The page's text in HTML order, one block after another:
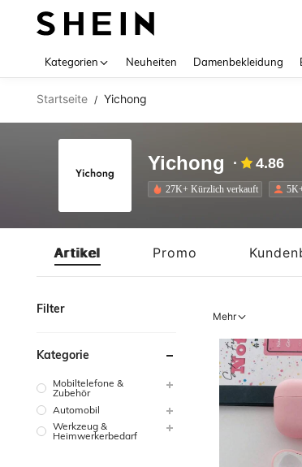
Kategorien Neuheiten Damenbekleidung
Startseite / Yichong
Yichong 4.86
27K+ Kürzlich verkauft
Artikel Promo
Filter
Kategorie
Mobiltelefone &
Zubehör
Automobil
Werkzeug &
Heimwerkerbedarf
Mehr